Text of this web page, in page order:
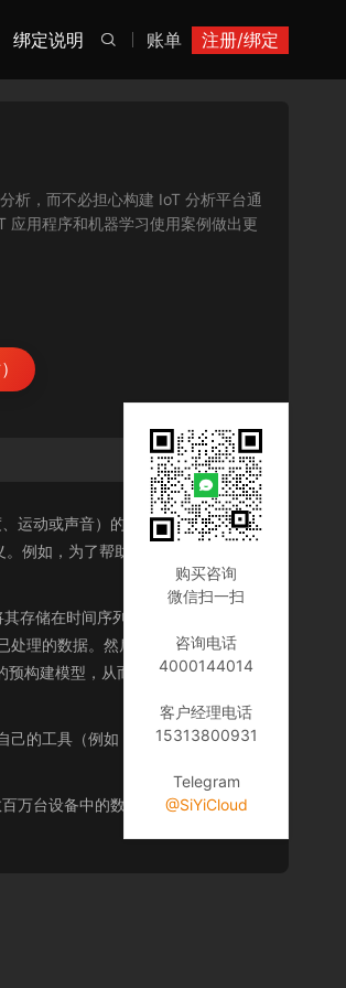
账单 注册/绑定

绑定说明
析，而不必担心构建 IoT 分析平台通
应用程序和机器学习使用案例做出更
运动或声音）的设备。来自这些设
例如，为了帮助农民确定作物浇水
存储在时间序列数据存储区中进行
理的数据。然后，您可以通过使
构建模型，从而可以轻松开始使用
己的工具（例如 Matlab）中创建的
万台设备中的数据并构建快速、反
购买咨询
微信扫一扫
咨询电话
4000144014
客户经理电话
15313800931
Telegram
@SiYiCloud